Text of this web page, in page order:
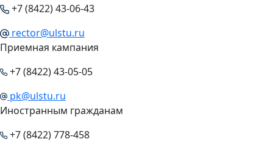
+7 (8422) 43-06-43
rector@ulstu.ru
Приемная кампания
+7 (8422) 43-05-05
pk@ulstu.ru
Иностранным гражданам
+7 (8422) 778-458